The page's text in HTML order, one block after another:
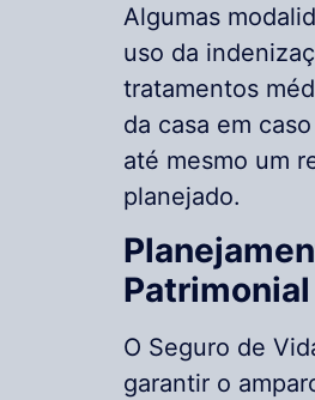
Algumas
uso da
tratamentos
da casa em
até mesmo um
planejado.
Patrimonial
O Seguro de
garantir o